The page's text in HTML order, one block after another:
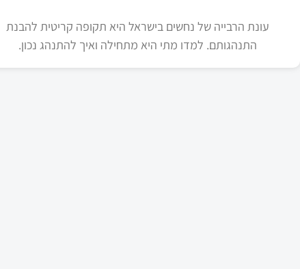
עונת הרבייה של נחשים בישראל היא תקופה קריטית להבנת
התנהגותם. למדו מתי היא מתחילה ואיך להתנהג נכון.